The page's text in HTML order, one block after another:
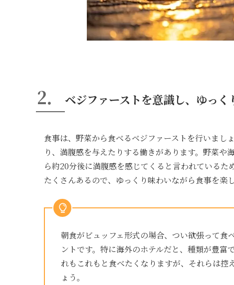
2． ベジファーストを意識し、ゆっく
食事は、野菜から食べるベジファーストを行いまし
り、満腹感を与えたりする働きがあります。野菜
ら約20分後に満腹感を感じてくると言われている
たくさんあるので、ゆっくり味わいながら食事を楽
朝食がビュッフェ形式の場合、つい欲張って食
ントです。特に海外のホテルだと、種類が豊富
れもこれもと食べたくなりますが、それらは
ょう。